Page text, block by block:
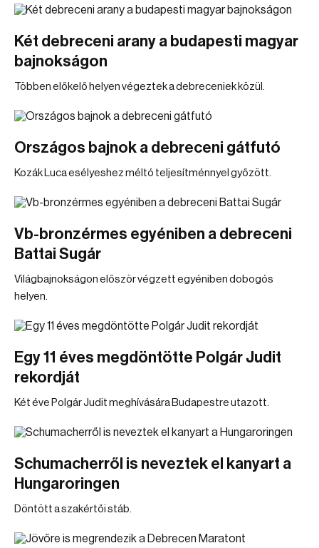
Két debreceni arany a budapesti magyar
bajnokságon
Többen előkelő helyen végeztek a debreceniek közül.
Országos bajnok a debreceni gátfutó
Kozák Luca esélyeshez méltó teljesítménnyel győzött.
Vb-bronzérmes egyéniben a debreceni
Battai Sugár
Világbajnokságon először végzett egyéniben dobogós
helyen.
Egy 11 éves megdöntötte Polgár Judit
rekordját
Két éve Polgár Judit meghívására Budapestre utazott.
Schumacherről is neveztek el kanyart a
Hungaroringen
Döntött a szakértői stáb.